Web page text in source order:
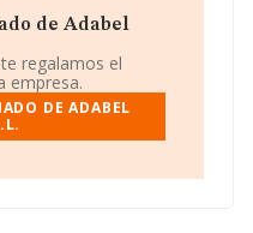
de Adabel
regalamos el
empresa.
DE ADABEL